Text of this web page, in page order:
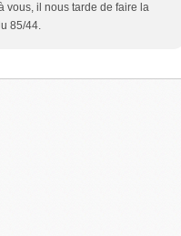
vous, il nous tarde de faire la
85/44.